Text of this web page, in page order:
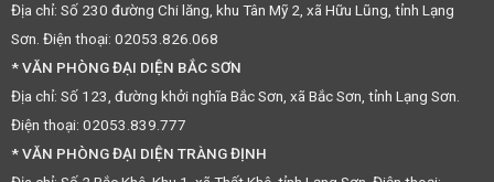
Địa chỉ: Số 230 đường Chi lăng, khu Tân Mỹ 2, xã Hữu Lũng, tỉnh Lạng
Sơn. Điện thoại: 02053.826.068
* VĂN PHÒNG ĐẠI DIỆN BẮC SƠN
Địa chỉ: Số 123, đường khởi nghĩa Bắc Sơn, xã Bắc Sơn, tỉnh Lạng Sơn.
Điện thoại: 02053.839.777
* VĂN PHÒNG ĐẠI DIỆN TRÀNG ĐỊNH